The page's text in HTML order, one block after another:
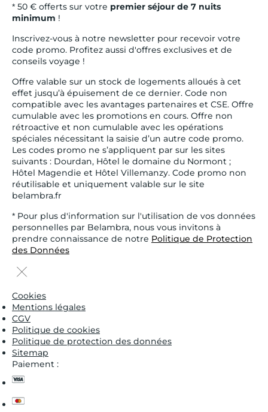
* 50 € offerts sur votre premier séjour de 7 nuits
minimum !
Inscrivez-vous à notre newsletter pour recevoir votre
code promo. Profitez aussi d'offres exclusives et de
conseils voyage !
Offre valable sur un stock de logements alloués à cet
effet jusqu’à épuisement de ce dernier. Code non
compatible avec les avantages partenaires et CSE. Offre
cumulable avec les promotions en cours. Offre non
rétroactive et non cumulable avec les opérations
spéciales nécessitant la saisie d’un autre code promo.
Les codes promo ne s’appliquent par sur les sites
suivants : Dourdan, Hôtel le domaine du Normont ;
Hôtel Magendie et Hôtel Villemanzy. Code promo non
réutilisable et uniquement valable sur le site
belambra.fr
* Pour plus d'information sur l'utilisation de vos données
personnelles par Belambra, nous vous invitons à
prendre connaissance de notre Politique de Protection
des Données
Cookies
Mentions légales
CGV
Politique de cookies
Politique de protection des données
Sitemap
Paiement :
visa
master